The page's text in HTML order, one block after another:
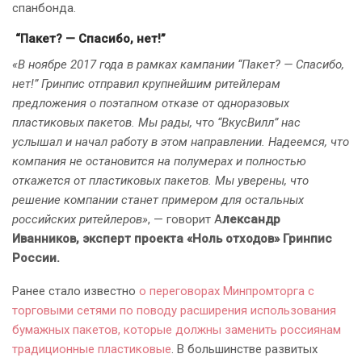
спанбонда.
“Пакет? — Спасибо, нет!”
«В ноябре 2017 года в рамках кампании “Пакет? — Спасибо,
нет!” Гринпис отправил крупнейшим ритейлерам
предложения о поэтапном отказе от одноразовых
пластиковых пакетов. Мы рады, что “ВкусВилл” нас
услышал и начал работу в этом направлении. Надеемся, что
компания не остановится на полумерах и полностью
откажется от пластиковых пакетов. Мы уверены, что
решение компании станет примером для остальных
российских ритейлеров», — говорит Александр
Иванников, эксперт проекта «Ноль отходов» Гринпис
России.
Ранее стало известно о переговорах Минпромторга с
торговыми сетями по поводу расширения использования
бумажных пакетов, которые должны заменить россиянам
традиционные пластиковые. В большинстве развитых